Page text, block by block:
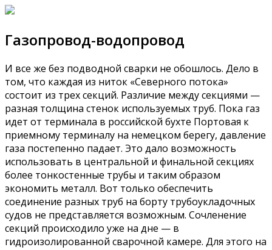
Газопровод-водопровод
И все же без подводной сварки не обошлось. Дело в
том, что каждая из ниток «Северного потока»
состоит из трех секций. Различие между секциями —
разная толщина стенок используемых труб. Пока газ
идет от терминала в российской бухте Портовая к
приемному терминалу на немецком берегу, давление
газа постепенно падает. Это дало возможность
использовать в центральной и финальной секциях
более тонкостенные трубы и таким образом
экономить металл. Вот только обеспечить
соединение разных труб на борту трубоукладочных
судов не представляется возможным. Сочленение
секций происходило уже на дне — в
гидроизолированной сварочной камере. Для этого на